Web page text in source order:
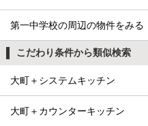
第一中学校の周辺の物件をみる
こだわり条件から類似検索
大町＋システムキッチン
大町＋カウンターキッチン